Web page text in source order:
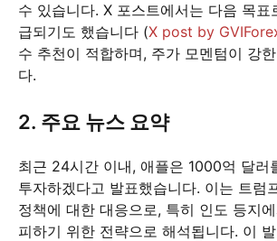
수 있습니다. X 포스트에서는 다음 목
급되기도 했습니다 (X post by
수 추천이 적합하며, 주가 모멘텀이 강
다.
2. 주요 뉴스 요약
최근 24시간 이내, 애플은 1000억 달러
투자하겠다고 발표했습니다. 이는 트럼
정책에 대한 대응으로, 특히 인도 등지
피하기 위한 전략으로 해석됩니다. 이